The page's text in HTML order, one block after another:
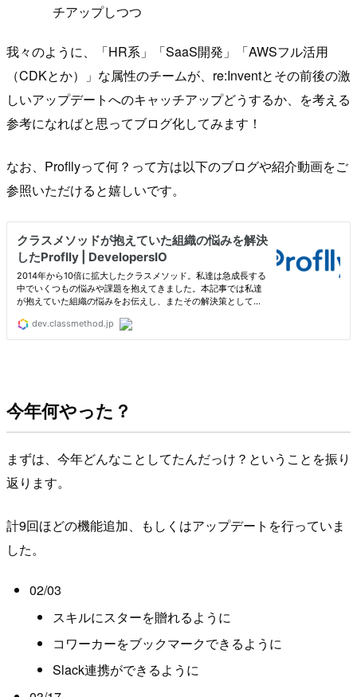
チアップしつつ
我々のように、「HR系」「SaaS開発」「AWSフル活用
（CDKとか）」な属性のチームが、re:Inventとその前後の激
しいアップデートへのキャッチアップどうするか、を考える
参考になればと思ってブログ化してみます！
なお、Profllyって何？って方は以下のブログや紹介動画をご
参照いただけると嬉しいです。
今年何やった？
まずは、今年どんなことしてたんだっけ？ということを振り
返ります。
計9回ほどの機能追加、もしくはアップデートを行っていま
した。
02/03
スキルにスターを贈れるように
コワーカーをブックマークできるように
Slack連携ができるように